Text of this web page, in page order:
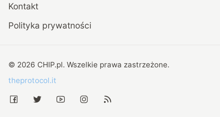
Kontakt
Polityka prywatności
© 2026 CHIP.pl. Wszelkie prawa zastrzeżone.
theprotocol.it